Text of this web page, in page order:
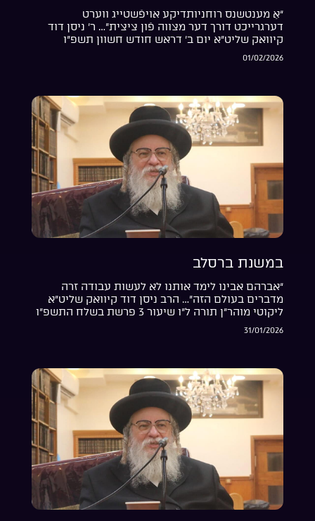
“אַ מענטשנס רוחניותדיקע אויפֿשטייג ווערט
דערגרייכט דורך דער מצווה פֿון ציצית”… ר’ ניסן דוד
קיוואק שליט”א יום ב’ דראש חודש חשוון תשפ”ו
01/02/2026
במשנת ברסלב
“אברהם אבינו לימד אותנו לא לעשות עבודה זרה
מדברים בעולם הזה”… הרב ניסן דוד קיוואק שליט”א
ליקוטי מוהר”ן תורה ל”ו שיעור 3 פרשת בשלח התשפ”ו
31/01/2026